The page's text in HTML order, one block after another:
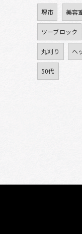
堺市 美容
ツーブロック
丸刈り ヘ
50代